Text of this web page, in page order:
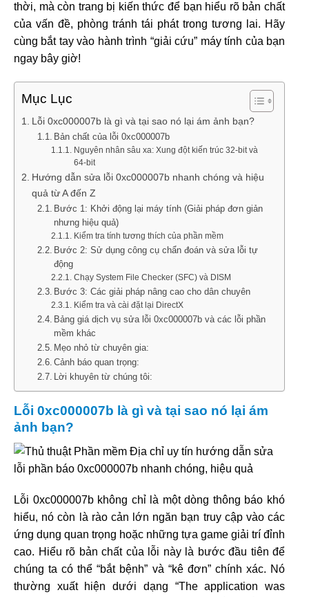
thời, mà còn trang bị kiến thức để bạn hiểu rõ bản chất
của vấn đề, phòng tránh tái phát trong tương lai. Hãy
cùng bắt tay vào hành trình “giải cứu” máy tính của bạn
ngay bây giờ!
Mục Lục
Lỗi 0xc000007b là gì và tại sao nó lại ám ảnh bạn?
Bản chất của lỗi 0xc000007b
Nguyên nhân sâu xa: Xung đột kiến trúc 32-bit và
64-bit
Hướng dẫn sửa lỗi 0xc000007b nhanh chóng và hiệu
quả từ A đến Z
Bước 1: Khởi động lại máy tính (Giải pháp đơn giản
nhưng hiệu quả)
Kiểm tra tính tương thích của phần mềm
Bước 2: Sử dụng công cụ chẩn đoán và sửa lỗi tự
động
Chạy System File Checker (SFC) và DISM
Bước 3: Các giải pháp nâng cao cho dân chuyên
Kiểm tra và cài đặt lại DirectX
Bảng giá dịch vụ sửa lỗi 0xc000007b và các lỗi phần
mềm khác
Mẹo nhỏ từ chuyên gia:
Cảnh báo quan trọng:
Lời khuyên từ chúng tôi:
Lỗi 0xc000007b là gì và tại sao nó lại ám
ảnh bạn?
Lỗi 0xc000007b không chỉ là một dòng thông báo khó
hiểu, nó còn là rào cản lớn ngăn bạn truy cập vào các
ứng dụng quan trọng hoặc những tựa game giải trí đỉnh
cao. Hiểu rõ bản chất của lỗi này là bước đầu tiên để
chúng ta có thể “bắt bệnh” và “kê đơn” chính xác. Nó
thường xuất hiện dưới dạng “The application was